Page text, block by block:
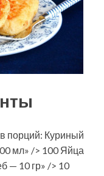
порций: Куриный
мл» /> 100 Яйца
— 10 гр» /> 10